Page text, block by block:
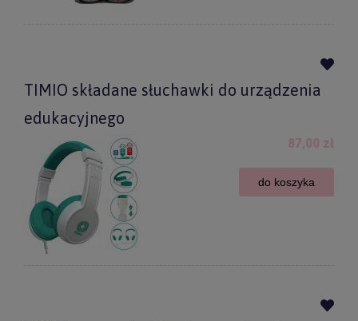
TIMIO składane słuchawki do urządzenia
edukacyjnego
87,00 zł
do koszyka